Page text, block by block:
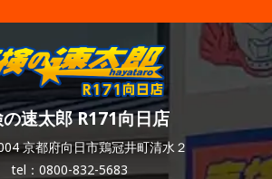
速太郎 R171向日店
京都府向日市鶏冠井町清水２
tel：0800-832-5683